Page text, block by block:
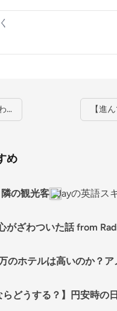
… 【進
め
の観光客 Jayの英語ス
がざわついた話 from
のホテルは高いのか？
らどうする？】円安時の